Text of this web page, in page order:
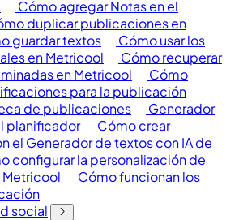
Cómo agregar Notas en el
duplicar publicaciones en
guardar textos
Cómo usar los
en Metricool
Cómo recuperar
en Metricool
Cómo
para la publicación
de publicaciones
Generador
planificador
Cómo crear
el Generador de textos con IA de
configurar la personalización de
Metricool
Cómo funcionan los
social